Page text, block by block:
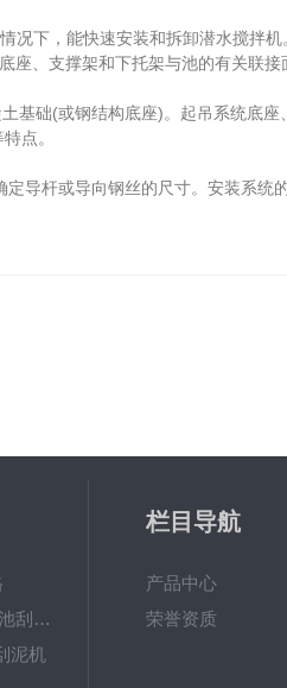
下，能快速安装和拆卸潜水搅拌
、支撑架和下托架与池的有关联接
础(或钢结构底座)。起吊系统底
点。
杆或导向钢丝的尺寸。安装系统
ZXGN-5平流沉淀池刮泥机
泥机
栏目导航
产品中心
荣誉资质